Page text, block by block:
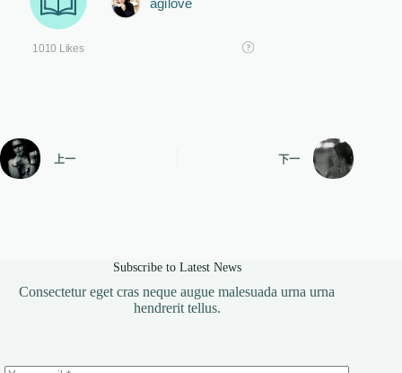
上一 下一
Subscribe to Latest News
Consectetur eget cras neque augue malesuada urna urna
hendrerit tellus.